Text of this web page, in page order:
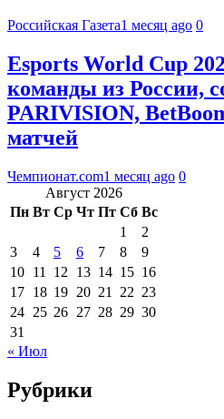
Российская Газета1 месяц ago 0
Esports World Cup
команды из России,
PARIVISION,
матчей
Чемпионат.com1 месяц ago 0
Август 2026
Пн Вт Ср Чт Пт Сб Вс
1
2
3
4 5 6 7 8
9
10 11 12 13 14 15 16
17 18 19 20 21 22 23
24 25 26 27 28 29 30
31
« Июл
Рубрики